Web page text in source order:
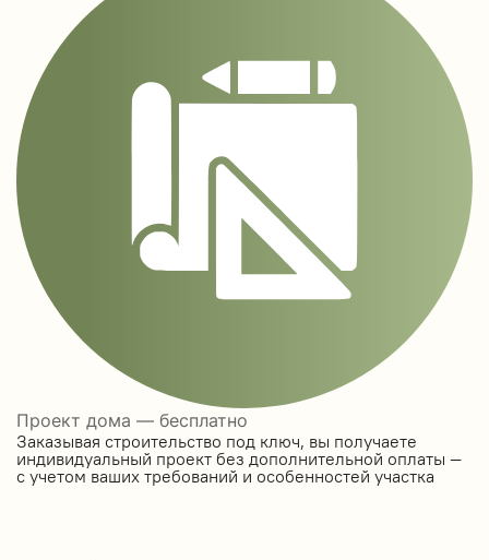
Проект дома — бесплатно
Заказывая строительство под ключ, вы получаете
индивидуальный проект без дополнительной оплаты —
с учетом ваших требований и особенностей участка